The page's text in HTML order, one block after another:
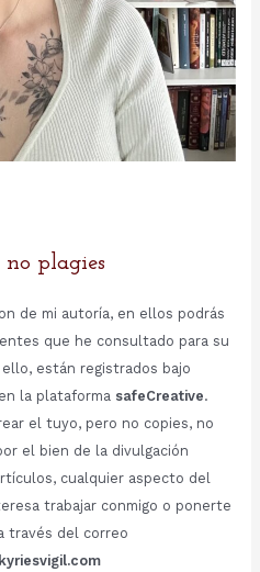
no plagies
de mi autoría, en ellos podrás
que he consultado para su
están registrados bajo
la plataforma safeCreative.
el tuyo, pero no copies, no
el bien de la divulgación
cualquier aspecto del
trabajar conmigo o ponerte
través del correo